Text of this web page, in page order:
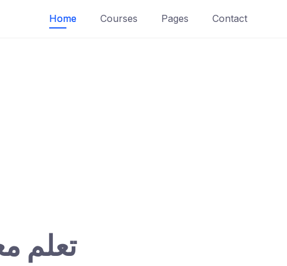
Home Courses Pages Contact
تعلم